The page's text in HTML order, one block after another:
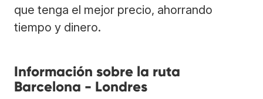
que tenga el mejor precio, ahorrando
tiempo y dinero.
Información sobre la ruta
Barcelona - Londres